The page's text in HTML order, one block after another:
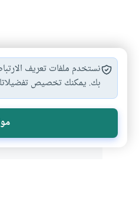
الربح في التجارة
نستخدم ملفات تعريف
بك. يمكنك تخصيص